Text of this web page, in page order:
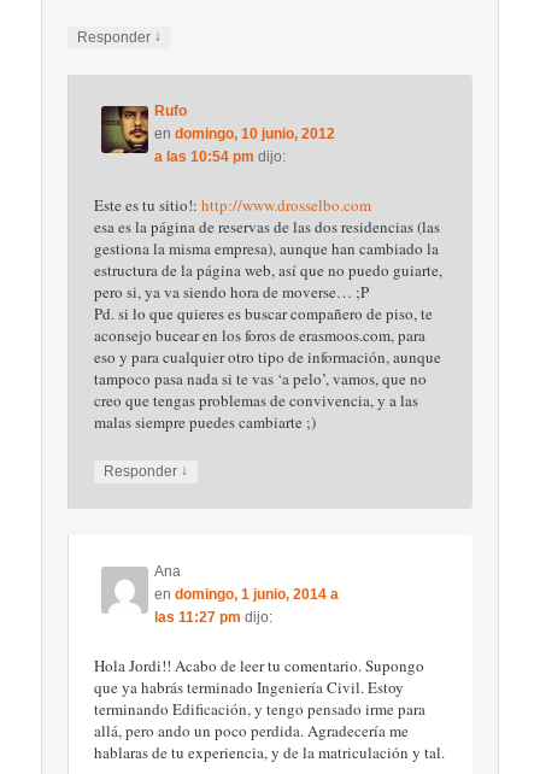
Responder ↓
Rufo
endomingo, 10 junio, 2012
a las 10:54 pm dijo:
Este es tu sitio!:http://www.drosselbo.com
esa es la página de reservas de las dos residencias (las
gestiona la misma empresa), aunque han cambiado la
estructura de la página web, así que no puedo guiarte,
pero si, ya va siendo hora de moverse… ;P
Pd. si lo que quieres es buscar compañero de piso, te
aconsejo bucear en los foros de erasmoos.com, para
eso y para cualquier otro tipo de información, aunque
tampoco pasa nada si te vas ‘a pelo’, vamos, que no
creo que tengas problemas de convivencia, y a las
malas siempre puedes cambiarte ;)
Responder ↓
Ana
endomingo, 1 junio, 2014 a
las 11:27 pm dijo:
Hola Jordi!! Acabo de leer tu comentario. Supongo
que ya habrás terminado Ingeniería Civil. Estoy
terminando Edificación, y tengo pensado irme para
allá, pero ando un poco perdida. Agradecería me
hablaras de tu experiencia, y de la matriculación y tal.